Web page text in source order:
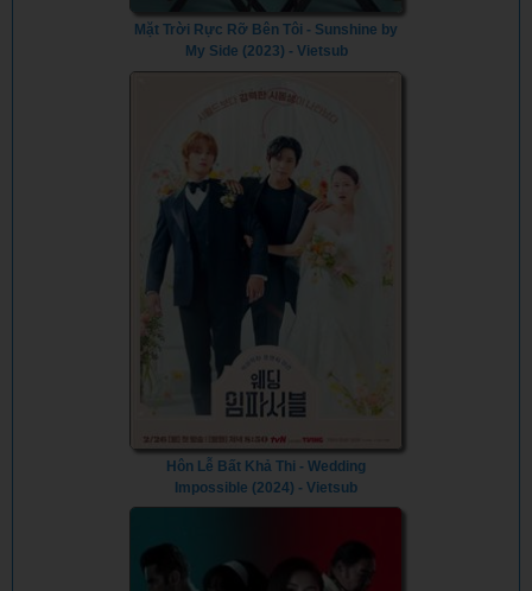
Mặt Trời Rực Rỡ Bên Tôi - Sunshine by
My Side (2023) - Vietsub
Hôn Lễ Bất Khả Thi - Wedding
Impossible (2024) - Vietsub